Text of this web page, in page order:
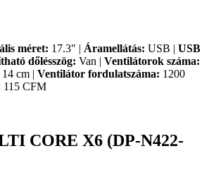
méret: 17.3" | Áramellátás: USB | USB
dőlésszög: Van | Ventilátorok száma:
14 cm | Ventilátor fordulatszáma: 1200
115 CFM
CORE X6 (DP-N422-